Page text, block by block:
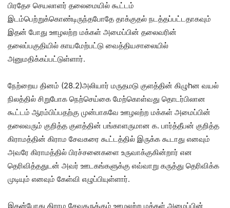
பிரதேச செயலாளர் தலைமையில் கூட்டம்
இடம்பெற்றுக்கொண்டிருந்தபோதே தாக்குதல் நடத்தப்பட்டதாகவும்
இதன் போது ஊழலற்ற மக்கள் அமைப்பின் தலைவரின்
தலைப்பகுதியில் காயமேற்பட்டு வைத்தியசாலையில்
அனுமதிக்கப்பட்டுள்ளார்.
நேற்றைய தினம் (28.2)அலியார் மருதமடு குளத்தின் கிழுhன வயல்
நிலத்தில் சிறுபோக நெற்செய்கை மேற்கொள்வது தொடர்பிலான
கூட்டம் ஆரம்பிப்பதற்கு முன்பாகவே ஊழலற்ற மக்கள் அமைப்பின்
தலைவரும் குறித்த குளத்தின் பங்காளருமான க. பார்த்தீபன் குறித்த
கிராமத்தின் கிராம சேவகரை கூட்டத்தில் இருக்க கூடாது எனவும்
அவரே கிராமத்தில் பிரச்சனைகளை உருவாக்குகின்றார் என
தெரிவித்ததுடன் அவர் ஊடகங்களுக்கு எவ்வாறு கருத்து தெரிவிக்க
முடியும் எனவும் கேள்வி எழுப்பியுள்ளார்.
இதன்போது கிராம சேவகருக்கும் ஊழலற்ற மக்கள் அமைப்பின்